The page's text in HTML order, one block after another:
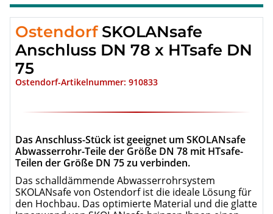
OstendorfSKOLANsafe
Anschluss DN 78 x HTsafe DN
75
Ostendorf-Artikelnummer: 910833
Das Anschluss-Stück ist geeignet um SKOLANsafe
Abwasserrohr-Teile der Größe DN 78 mit HTsafe-
Teilen der Größe DN 75 zu verbinden.
Das schalldämmende Abwasserrohrsystem
SKOLANsafe von Ostendorf ist die ideale Lösung für
den Hochbau. Das optimierte Material und die glatte